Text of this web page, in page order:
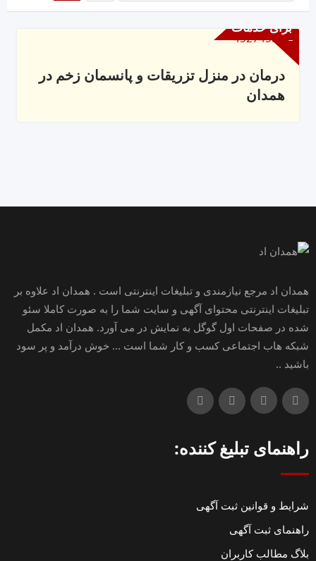
برای خدمات
درمان در منزل تزریقات و پانسمان زخم در
همدان
همدان اد مرجع نیازمندی و تبلیغات اینترنتی است . همدان اد علاوه بر
تبلیغات اینترنتی محتوای آگهی و سایت شما را به صورت کاملا سئو
شده در صفحات اول گوگل به نمایش در می آورد. همدان اد مکمل
شبکه هاب اجتماعی کسب و کار شما است ... خوش درآمد و پر سود
باشید ..
راهنمای تبلیغ کننده:
شرایط و قوانین ثبت آگهی
راهنمای ثبت آگهی
بلاگ مطالب کاربران